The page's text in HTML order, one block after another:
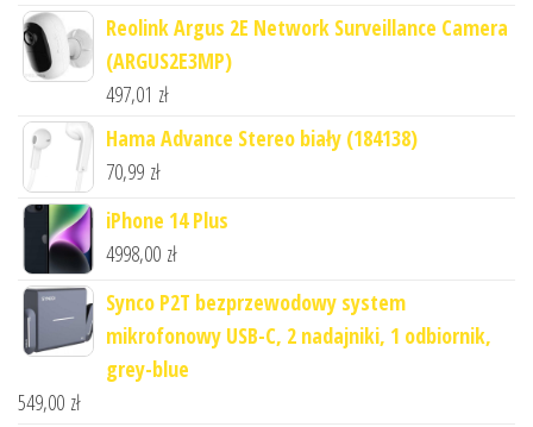
Reolink Argus 2E Network Surveillance Camera
(ARGUS2E3MP)
497,01 zł
Hama Advance Stereo biały (184138)
70,99 zł
iPhone 14 Plus
4998,00 zł
Synco P2T bezprzewodowy system
mikrofonowy USB-C, 2 nadajniki, 1 odbiornik,
grey-blue
549,00 zł